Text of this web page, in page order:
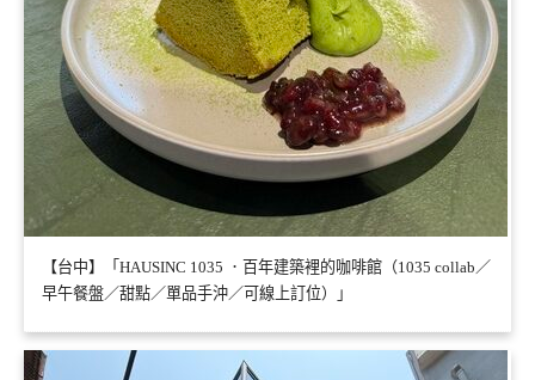
【台中】「HAUSINC 1035 ．百年建築裡的咖啡館（1035 collab／
早午餐盤／甜點／單品手沖／可線上訂位）」